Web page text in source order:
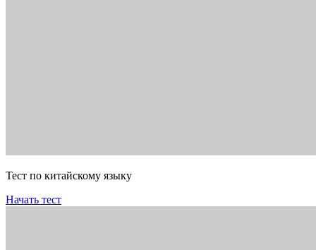
Тест по китайскому языку
Начать тест